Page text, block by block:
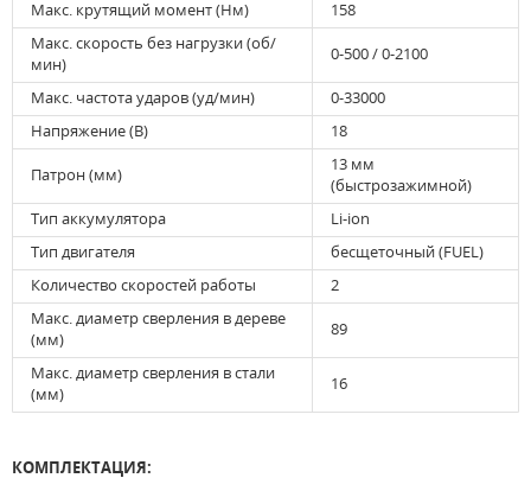
Макс. крутящий момент (Нм)
158
Макс. скорость без нагрузки (об/
мин)
0-500 / 0-2100
Макс. частота ударов (уд/мин)
0-33000
Напряжение (В)
18
Патрон (мм)
13 мм
(быстрозажимной)
Тип аккумулятора
Li-ion
Тип двигателя
бесщеточный (FUEL)
Количество скоростей работы
2
Макс. диаметр сверления в дереве
(мм)
89
Макс. диаметр сверления в стали
(мм)
16
КОМПЛЕКТАЦИЯ: